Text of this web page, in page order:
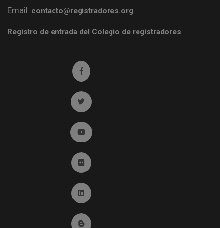
Email: contacto@registradores.org
Registro de entrada del Colegio de registradores
Ir a facebook (abre en ventana nueva)
Ir a twitter (abre en ventana nueva)
Ir a YouTube (abre en ventana nueva)
Ir a Flickr (abre en ventana nueva)
Ir a Linkedin (abre en ventana nueva)
Ir al Blog (abre en ventana nueva)